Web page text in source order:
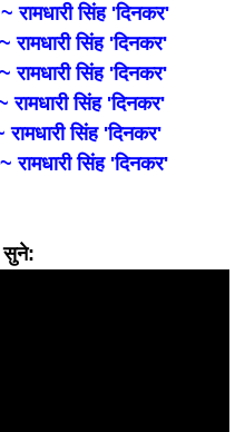
~ रामधारी सिंह 'दिनकर'
रामधारी सिंह 'दिनकर'
रामधारी सिंह 'दिनकर'
रामधारी सिंह 'दिनकर'
रामधारी सिंह 'दिनकर'
रामधारी सिंह 'दिनकर'
सुने: